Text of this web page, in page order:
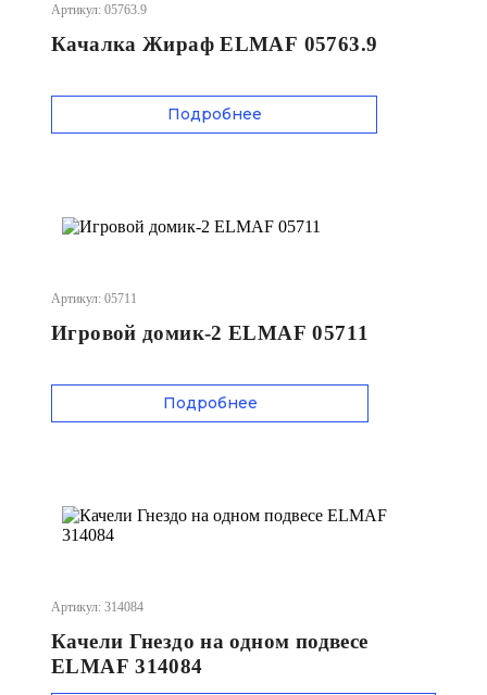
Артикул: 05763.9
Качалка Жираф ELMAF 05763.9
Подробнее
Артикул: 05711
Игровой домик-2 ELMAF 05711
Подробнее
Артикул: 314084
Качели Гнездо на одном подвесе
ELMAF 314084